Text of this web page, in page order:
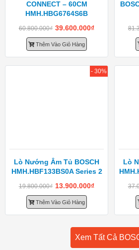
CONNECT – 60CM
HMH.HBG6764S6B
60.800.000₫ 39.600.000₫
Thêm Vào Giỏ Hàng
Lò Nướng Âm Tủ BOSCH
HMH.HBF133BS0A Series 2
19.800.000₫ 13.900.000₫
Thêm Vào Giỏ Hàng
- 30%
Lò
Xem Tất Cả